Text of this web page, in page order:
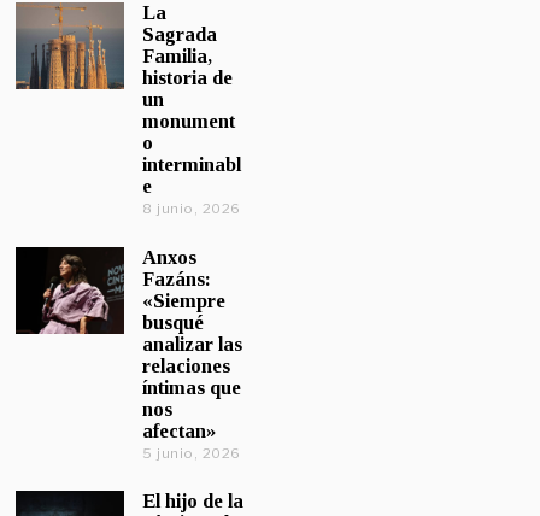
La
Sagrada
Familia,
historia de
un
monument
o
interminabl
e
8 junio, 2026
Anxos
Fazáns:
«Siempre
busqué
analizar las
relaciones
íntimas que
nos
afectan»
5 junio, 2026
El hijo de la